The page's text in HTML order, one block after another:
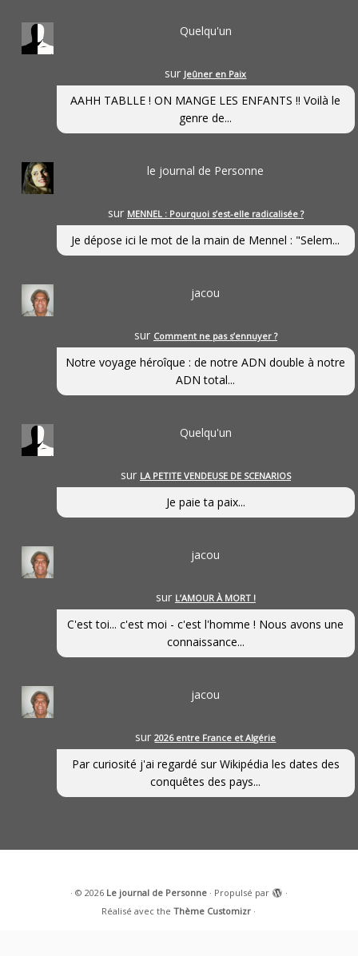
Quelqu'un
sur Jeûner en Paix
AAHH TABLLE ! ON MANGE LES ENFANTS !! Voilà le
genre de...
le journal de Personne
sur MENNEL : Pourquoi s’est-elle radicalisée ?
Je dépose ici le mot de la main de Mennel : "Selem...
jacou
sur Comment ne pas s’ennuyer ?
Notre voyage héroîque : de notre ADN double à notre
ADN total...
Quelqu'un
sur LA PETITE VENDEUSE DE SCENARIOS
Je paie ta paix...
jacou
sur L’AMOUR À MORT !
C'est toi... c'est moi - c'est l'homme ! Nous avons une
connaissance...
jacou
sur2026 entre France et Algérie
Par curiosité j'ai regardé sur Wikipédia les dates des
conquêtes des pays...
· © 2026 Le journal de Personne· Propulsé par
·
Réalisé avec theThème Customizr ·